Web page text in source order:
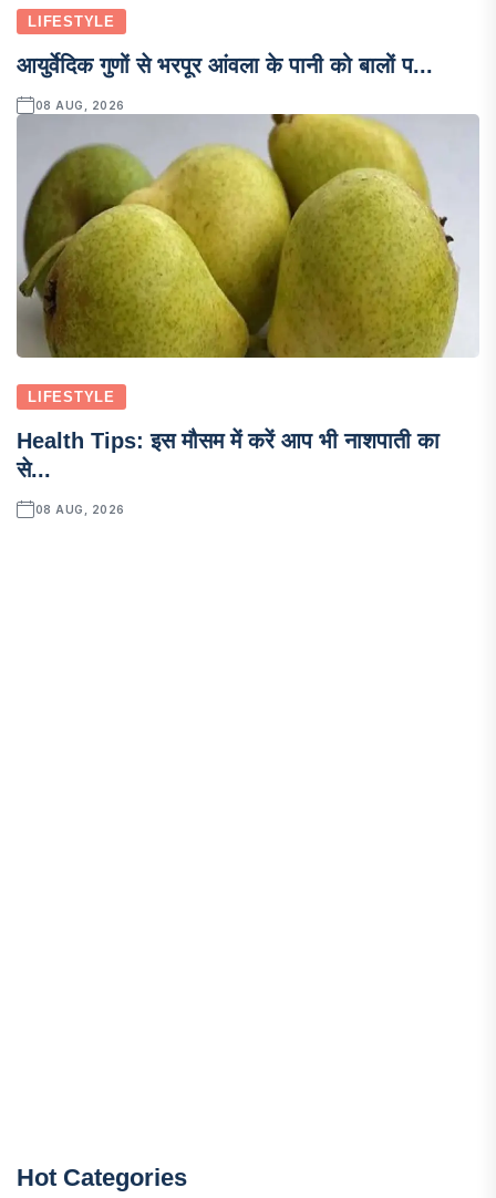
LIFESTYLE
आयुर्वेदिक गुणों से भरपूर आंवला के पानी को बालों प...
08 AUG, 2026
LIFESTYLE
Health Tips: इस मौसम में करें आप भी नाशपाती का
से...
08 AUG, 2026
Hot Categories